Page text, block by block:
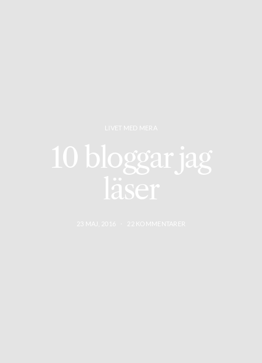
LIVET MED MERA
10 bloggar jag
läser
23 MAJ, 2016 22 KOMMENTARER